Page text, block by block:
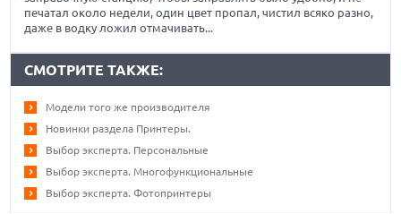
печатал около недели, один цвет пропал, чистил всяко разно,
даже в водку ложил отмачивать...
СМОТРИТЕ ТАКЖЕ:
Модели того же производителя
Новинки раздела Принтеры.
Выбор эксперта. Персональные
Выбор эксперта. Многофункциональные
Выбор эксперта. Фотопринтеры